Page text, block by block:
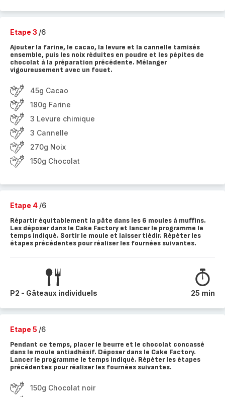
Etape 3 /6
Ajouter la farine, le cacao, la levure et la cannelle tamisés
ensemble, puis les noix réduites en poudre et les pépites de
chocolat à la préparation précédente. Mélanger
vigoureusement avec un fouet.
45g Cacao
180g Farine
3 Levure chimique
3 Cannelle
270g Noix
150g Chocolat
Etape 4 /6
Répartir équitablement la pâte dans les 6 moules à muffins.
Les déposer dans le Cake Factory et lancer le programme le
temps indiqué. Sortir le moule et laisser tiédir. Répéter les
étapes précédentes pour réaliser les fournées suivantes.
P2 - Gâteaux individuels 25 min
Etape 5 /6
Pendant ce temps, placer le beurre et le chocolat concassé
dans le moule antiadhésif. Déposer dans le Cake Factory.
Lancer le programme le temps indiqué. Répéter les étapes
précédentes pour réaliser les fournées suivantes.
150g Chocolat noir